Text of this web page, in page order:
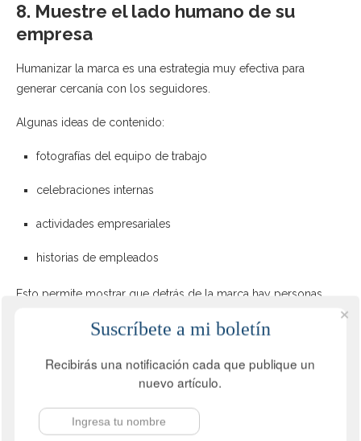
8. Muestre el lado humano de su
empresa
Humanizar la marca es una estrategia muy efectiva para
generar cercanía con los seguidores.
Algunas ideas de contenido:
fotografías del equipo de trabajo
celebraciones internas
actividades empresariales
historias de empleados
Esto permite mostrar que detrás de la marca hay personas
de la empresa
Mostrar eventos importantes permite involucrar a la
comunidad en la evolución de la empresa.
Suscríbete a mi boletín
Recibirás una notificación cada que publique un
nuevo artículo.